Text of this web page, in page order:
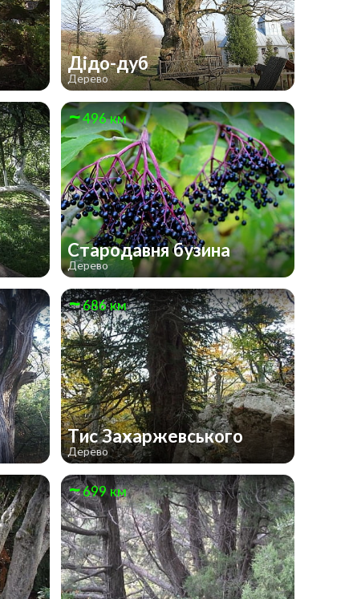
Дідо-дуб
Дерево
496 км
Стародавня бузина
Дерево
686 км
Тис Захаржевського
Дерево
699 км